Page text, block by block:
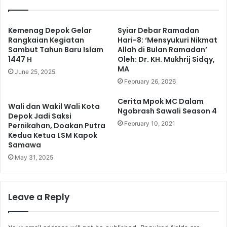
Makin Efisien
Kemenag Depok Gelar
Rangkaian Kegiatan
Sambut Tahun Baru Islam
1447 H
June 25, 2025
Syiar Debar Ramadan
Hari-8: ‘Mensyukuri Nikmat
Allah di Bulan Ramadan’
Oleh: Dr. KH. Mukhrij Sidqy,
MA
February 26, 2026
Wali dan Wakil Wali Kota
Depok Jadi Saksi
Pernikahan, Doakan Putra
Kedua Ketua LSM Kapok
Samawa
May 31, 2025
Cerita Mpok MC Dalam
Ngobrash Sawali Season 4
February 10, 2021
Leave a Reply